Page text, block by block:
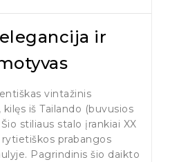
ir
vintažinis
iš Tailando (buvusios
stiliaus stalo įrankiai XX
prabangos
Pagrindinis šio daikto